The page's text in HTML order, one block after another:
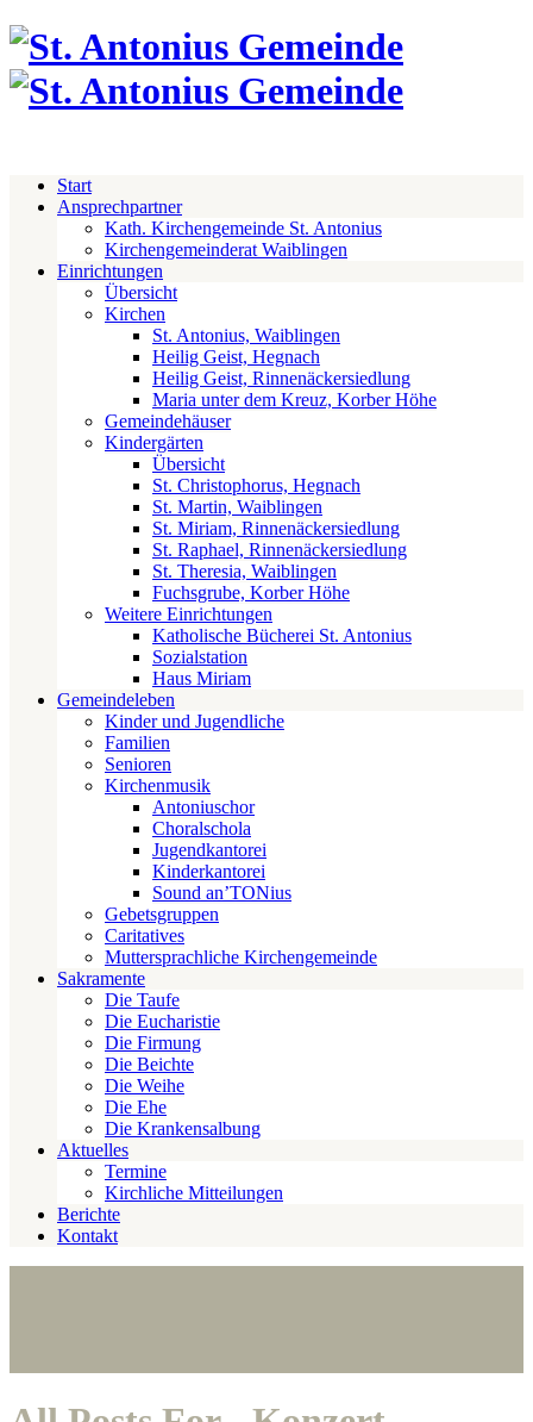
Start
Ansprechpartner
Kath. Kirchengemeinde St. Antonius
Kirchengemeinderat Waiblingen
Einrichtungen
Übersicht
Kirchen
St. Antonius, Waiblingen
Heilig Geist, Hegnach
Heilig Geist, Rinnenäckersiedlung
Maria unter dem Kreuz, Korber Höhe
Gemeindehäuser
Kindergärten
Übersicht
St. Christophorus, Hegnach
St. Martin, Waiblingen
St. Miriam, Rinnenäckersiedlung
St. Raphael, Rinnenäckersiedlung
St. Theresia, Waiblingen
Fuchsgrube, Korber Höhe
Weitere Einrichtungen
Katholische Bücherei St. Antonius
Sozialstation
Haus Miriam
Gemeindeleben
Kinder und Jugendliche
Familien
Senioren
Kirchenmusik
Antoniuschor
Choralschola
Jugendkantorei
Kinderkantorei
Sound an’TONius
Gebetsgruppen
Caritatives
Muttersprachliche Kirchengemeinde
Sakramente
Die Taufe
Die Eucharistie
Die Firmung
Die Beichte
Die Weihe
Die Ehe
Die Krankensalbung
Aktuelles
Termine
Kirchliche Mitteilungen
Berichte
Kontakt